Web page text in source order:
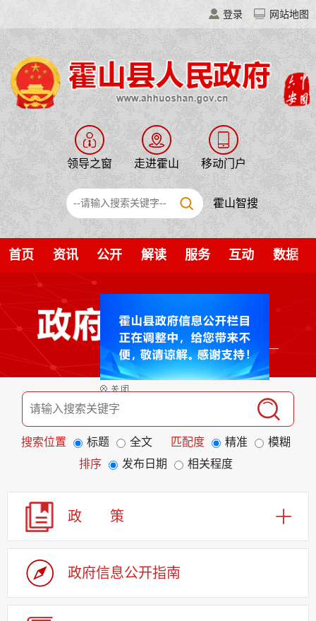
登录 网站地图
领导之窗 走进霍山 移动门户
霍山智搜
首页 资讯 公开 解读 服务 互动 数据
搜索位置 标题 全文 匹配度 精准
模糊
排序
发布日期 相关程度
政 策
政府信息公开指南